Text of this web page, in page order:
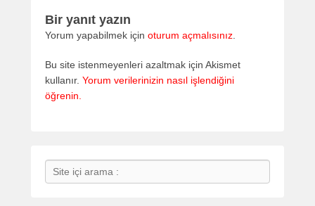
Bir yanıt yazın
Yorum yapabilmek için oturum açmalısınız
Bu site istenmeyenleri azaltmak için Akismet
kullanır. Yorum verilerinizin nasıl işlendiğini
öğrenin.
Search